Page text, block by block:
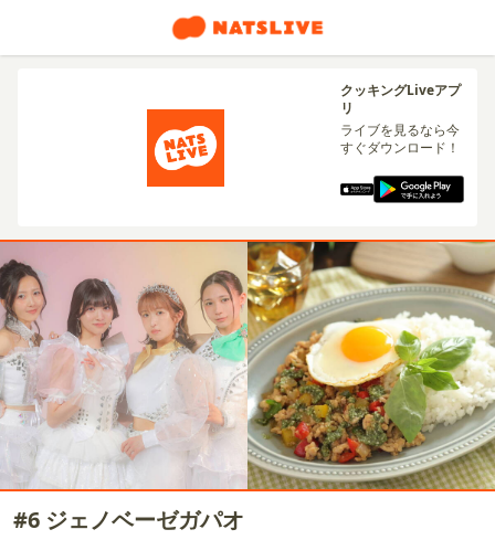
クッキングLiveアプ
リ
ライブを見るなら今
すぐダウンロード！
#6 ジェノベーゼガパオ